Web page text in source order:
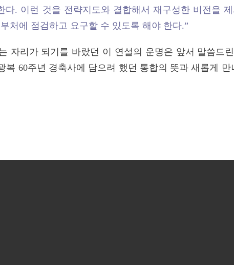
. 이런 것을 전략지도와 결합해서 재구성한 비전을 제
처에 점검하고 요구할 수 있도록 해야 한다.”
자리가 되기를 바랐던 이 연설의 운명은 앞서 말씀드
복 60주년 경축사에 담으려 했던 통합의 뜻과 새롭게 만